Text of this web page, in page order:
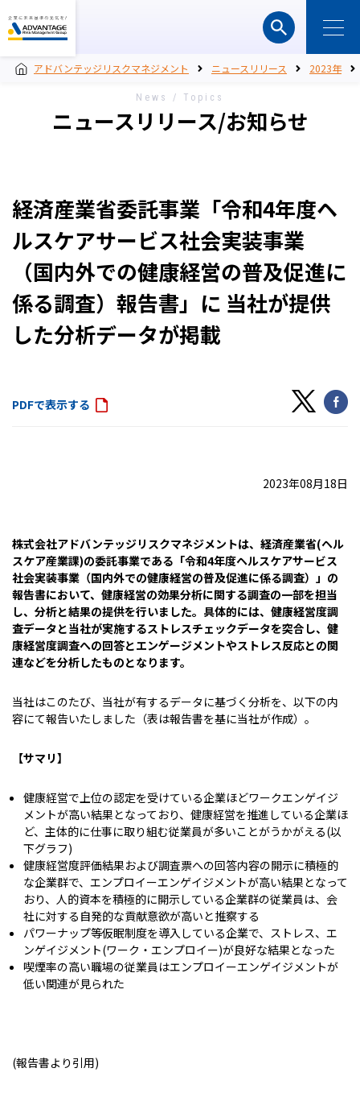
アドバンテッジリスクマネジメント ニュースリリース 2023年
News / Topics
ニュースリリース/お知らせ
経済産業省委託事業「令和4年度ヘ
ルスケアサービス社会実装事業
（国内外での健康経営の普及促進に
係る調査）報告書」に 当社が提供
した分析データが掲載
PDFで表示する
2023年08月18日
株式会社アドバンテッジリスクマネジメントは、経済産業省(ヘル
スケア産業課)の委託事業である「令和4年度ヘルスケアサービス
社会実装事業（国内外での健康経営の普及促進に係る調査）」の
報告書において、健康経営の効果分析に関する調査の一部を担当
し、分析と結果の提供を行いました。具体的には、健康経営度調
査データと当社が実施するストレスチェックデータを突合し、健
康経営度調査への回答とエンゲージメントやストレス反応との関
連などを分析したものとなります。
当社はこのたび、当社が有するデータに基づく分析を、以下の内
容にて報告いたしました（表は報告書を基に当社が作成）。
【サマリ】
健康経営で上位の認定を受けている企業ほどワークエンゲイジ
メントが高い結果となっており、健康経営を推進している企業ほ
ど、主体的に仕事に取り組む従業員が多いことがうかがえる(以
下グラフ)
健康経営度評価結果および調査票への回答内容の開示に積極的
な企業群で、エンプロイーエンゲイジメントが高い結果となって
おり、人的資本を積極的に開示している企業群の従業員は、会
社に対する自発的な貢献意欲が高いと推察する
パワーナップ等仮眠制度を導入している企業で、ストレス、エ
ンゲイジメント(ワーク・エンプロイー)が良好な結果となった
喫煙率の高い職場の従業員はエンプロイーエンゲイジメントが
低い関連が見られた
(報告書より引用)